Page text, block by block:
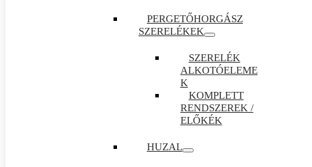
PERGETŐHORGÁSZ
SZERELÉKEK
SZERELÉK
ALKOTÓELEME
K
KOMPLETT
RENDSZEREK /
ELŐKÉK
HUZAL